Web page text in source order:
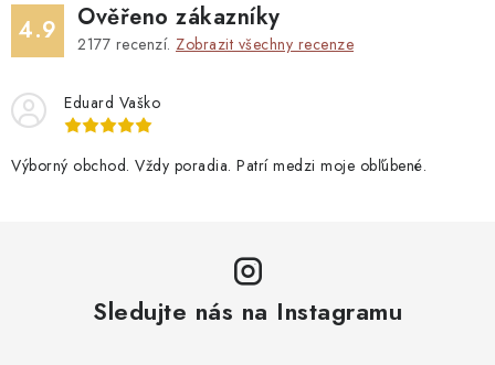
4.9 Ověřeno zákazníky
2177 recenzí. Zobrazit všechny recenze
Eduard Vaško
Výborný obchod. Vždy poradia. Patrí medzi moje obľúbené.
Sledujte nás na Instagramu